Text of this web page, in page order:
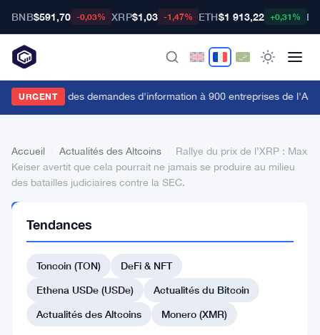
BNB$591,70 -0,03% XRP$1,03 -1,47% ETH$1 913,22 +0,31%
URGENT
FCA envoie des demandes d'information à 900 entreprises de
Accueil Actualités des Altcoins
Rallye du prix de l’XRP : Max
Keiser avertit que cela pourrait ne jamais se produire au milieu
des batailles judiciaires contre la SEC.
DES
ALTCOINS
Rallye
prix
Tendances
Toncoin (TON)
DeFi & NFT
Ethena USDe (USDe)
Actualités du Bitcoin
Actualités des Altcoins
Monero (XMR)